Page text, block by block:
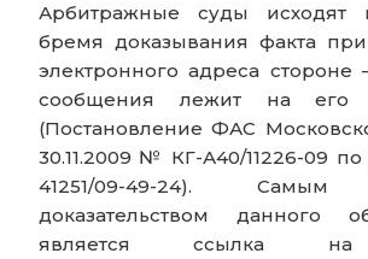
Арбитражные суды исходят
бремя доказывания факта
электронного адреса стороне
сообщения лежит на его
(Постановление ФАС
30.11.2009 № КГ-А40/11226-09
41251/09-49-24). Самым
доказательством данного
является ссылка на